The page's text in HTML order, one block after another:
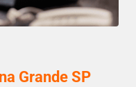
Grande SP